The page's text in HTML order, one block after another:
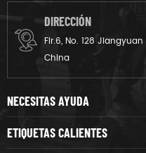
DIRECCIÓN
Flr.6, No. 128
China
NECESITAS AYUDA
ETIQUETAS CALIENTES